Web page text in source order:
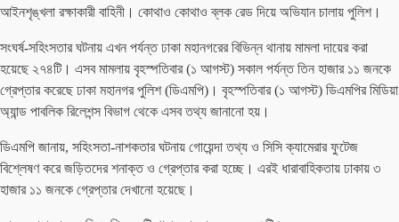
আইনশৃঙ্খলা রক্ষাকারী বাহিনী। কোথাও কোথাও ব্লক রেড দিয়ে অভিযান চালায় পুলিশ।
সংঘর্ষ-সহিংসতার ঘটনায় এখন পর্যন্ত ঢাকা মহানগরের বিভিন্ন থানায় মামলা দায়ের করা
হয়েছে ২৭৪টি। এসব মামলায় বৃহস্পতিবার (১ আগস্ট) সকাল পর্যন্ত তিন হাজার ১১ জনকে
গ্রেপ্তার করেছে ঢাকা মহানগর পুলিশ (ডিএমপি)। বৃহস্পতিবার (১ আগস্ট) ডিএমপির মিডিয়া
অ্যান্ড পাবলিক রিলেশন্স বিভাগ থেকে এসব তথ্য জানানো হয়।
ডিএমপি জানায়, সহিংসতা-নাশকতার ঘটনায় গোয়েন্দা তথ্য ও সিসি ক্যামেরার ফুটেজ
বিশ্লেষণ করে জড়িতদের শনাক্ত ও গ্রেপ্তার করা হচ্ছে। এরই ধারাবাহিকতায় ঢাকায় ৩
হাজার ১১ জনকে গ্রেপ্তার দেখানো হয়েছে।